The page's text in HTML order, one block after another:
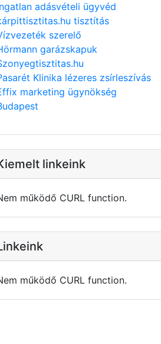
adásvételi ügyvéd
tisztítás
szerelő
garázskapuk
Klinika lézeres zsírleszívás
marketing ügynökség
linkeink
működő CURL function.
működő CURL function.